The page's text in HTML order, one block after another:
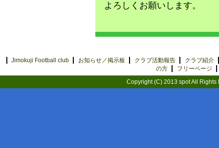
よろしくお願いします。
Jimokuji Football club お知らせ／掲示板 クラブ活動報告
クラブ紹介
の方
フリーページ
Copyright (C) 2013 spot All Rights